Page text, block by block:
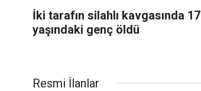
İki tarafın silahlı kavgasında 17
yaşındaki genç öldü
Resmi İlanlar